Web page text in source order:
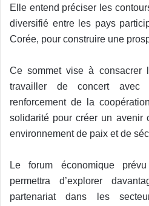
Elle entend préciser les
diversifié entre les pays
Corée, pour construire une
Ce sommet vise à consacrer
travailler de concert
renforcement de la
solidarité pour créer un avenir
environnement de paix et de
Le forum économique
permettra d’explorer
partenariat dans les